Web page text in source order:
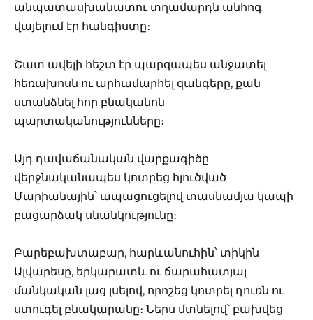
անպատասխանատու տղամարդն անհոգ
վայելում էր հանգիստը։
Շատ ավելի հեշտ էր պարզապես անջատել
հեռախոսն ու արհամարհել զանգերը, քան
ստանձնել հոր բնականոն
պարտականությունները։
Այդ դավաճանական վարքագիծը
վերջնականապես կոտրեց հյուծված
Մարիանային՝ ապացուցելով տասնամյա կապի
բացարձակ սնանկությունը։
Բարեբախտաբար, հարևանուհին՝ տիկին
Ալվարեսը, երկարատև ու ճարահատյալ
մանկական լաց լսելով, որոշեց կոտրել դուռն ու
ստուգել բնակարանը։ Ներս մտնելով՝ բախվեց